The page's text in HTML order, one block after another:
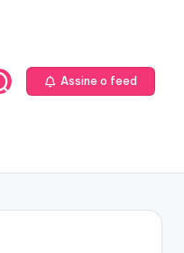
Assine o feed